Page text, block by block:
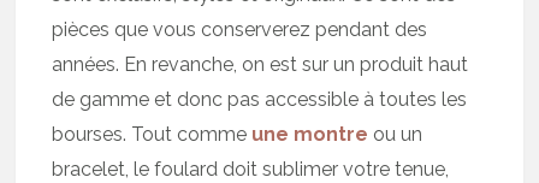
pièces que vous conserverez pendant des
années. En revanche, on est sur un produit haut
de gamme et donc pas accessible à toutes les
bourses. Tout comme une montre ou un
bracelet, le foulard doit sublimer votre tenue,